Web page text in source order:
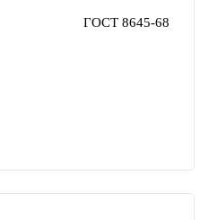
ГОСТ 8645-68